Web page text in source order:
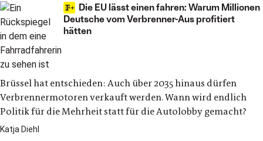
Die EU lässt einen fahren: Warum Millionen
Deutsche vom Verbrenner-Aus profitiert
hätten
Brüssel hat entschieden: Auch über 2035 hinaus dürfen
Verbrennermotoren verkauft werden. Wann wird endlich
Politik für die Mehrheit statt für die Autolobby gemacht?
Katja Diehl